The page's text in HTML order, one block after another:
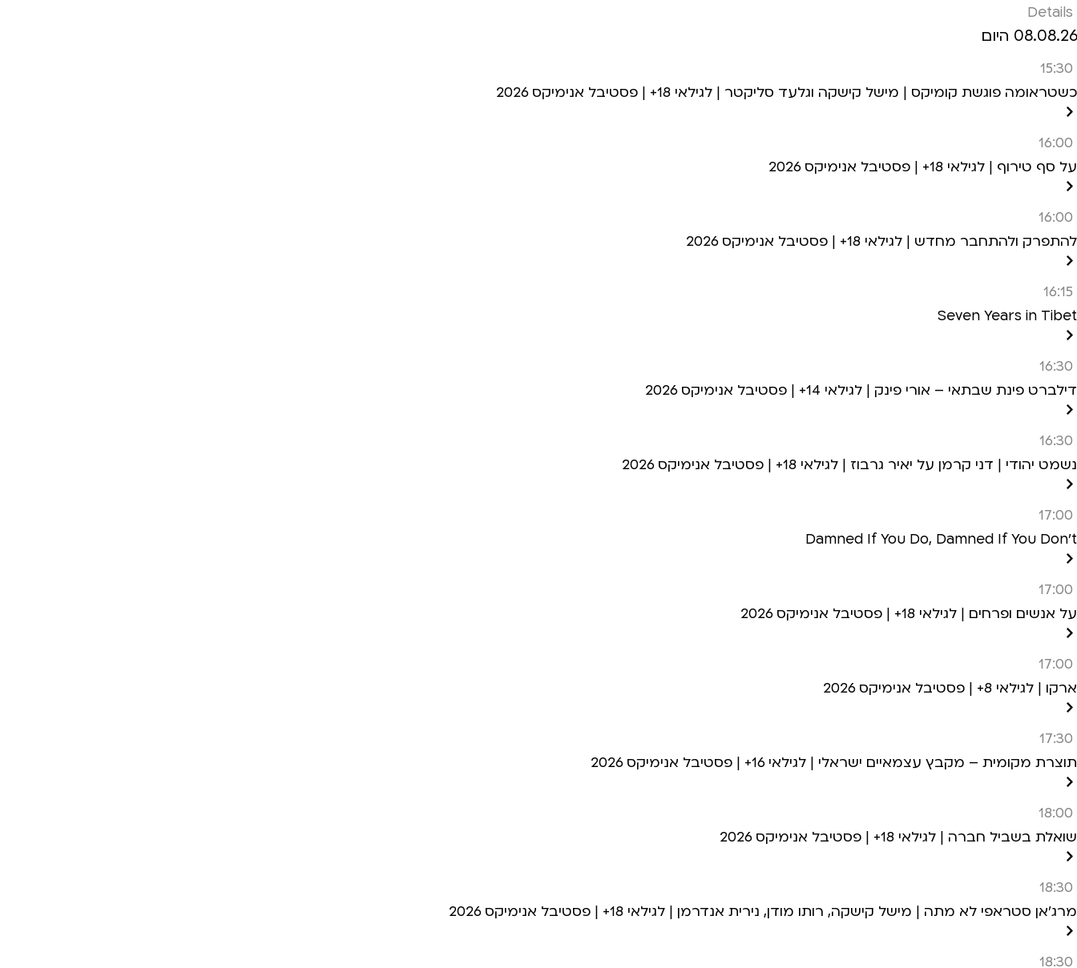
Details
08.08.26 היום
15:30
כשטראומה פוגשת קומיקס | מישל קישקה וגלעד סליקטר | לגילאי 18+ | פסטיבל אנימיקס 2026
16:00
על סף טירוף | לגילאי 18+ | פסטיבל אנימיקס 2026
16:00
להתפרק ולהתחבר מחדש | לגילאי 18+ | פסטיבל אנימיקס 2026
16:15
Seven Years in Tibet
16:30
דילברט פינת שבתאי – אורי פינק | לגילאי 14+ | פסטיבל אנימיקס 2026
16:30
נשמט יהודי | דני קרמן על יאיר גרבוז | לגילאי 18+ | פסטיבל אנימיקס 2026
17:00
Damned If You Do, Damned If You Don't
17:00
על אנשים ופרחים | לגילאי 18+ | פסטיבל אנימיקס 2026
17:00
ארקו | לגילאי 8+ | פסטיבל אנימיקס 2026
17:30
תוצרת מקומית – מקבץ עצמאיים ישראלי | לגילאי 16+ | פסטיבל אנימיקס 2026
18:00
שואלת בשביל חברה | לגילאי 18+ | פסטיבל אנימיקס 2026
18:30
מרג׳אן סטראפי לא מתה | מישל קישקה, רותו מודן, נירית אנדרמן | לגילאי 18+ | פסטיבל אנימיקס 2026
18:30